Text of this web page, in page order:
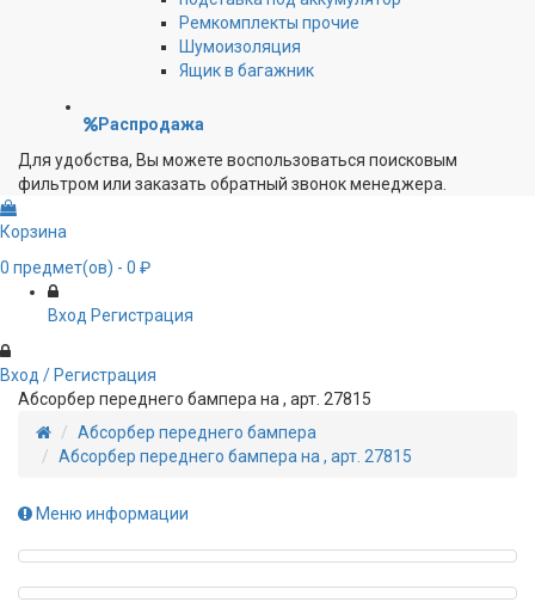
Ремкомплекты прочие
Шумоизоляция
Ящик в багажник
Распродажа
Для удобства, Вы можете воспользоваться поисковым
фильтром или заказать обратный звонок менеджера.
Корзина
0 предмет(ов) - 0 ₽
Вход Регистрация
Вход / Регистрация
Абсорбер переднего бампера на , арт. 27815
Абсорбер переднего бампера
Абсорбер переднего бампера на , арт. 27815
Меню информации